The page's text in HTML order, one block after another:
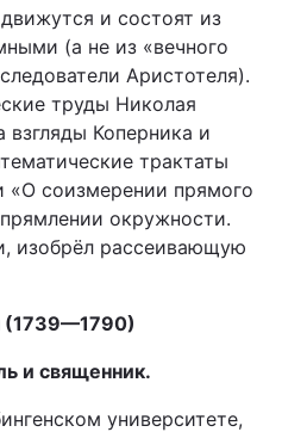
и состоят из
(а не из «вечного
Аристотеля).
труды Николая
взгляды Коперника и
трактаты
«О соизмерении прямого
окружности.
изобрёл рассеивающую
(1739—1790)
и священник.
университете,